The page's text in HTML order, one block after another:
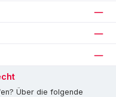
Über die folgende